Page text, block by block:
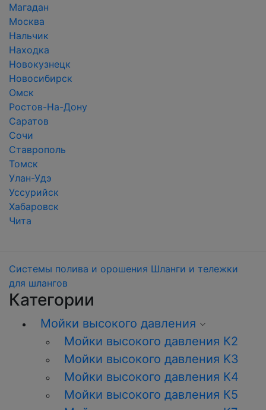
Магадан
Москва
Нальчик
Находка
Новокузнецк
Новосибирск
Омск
Ростов-На-Дону
Саратов
Сочи
Ставрополь
Томск
Улан-Удэ
Уссурийск
Хабаровск
Чита
Системы полива и орошения Шланги и тележки
для шлангов
Категории
Мойки высокого давления
Мойки высокого давления К2
Мойки высокого давления K3
Мойки высокого давления К4
Мойки высокого давления К5